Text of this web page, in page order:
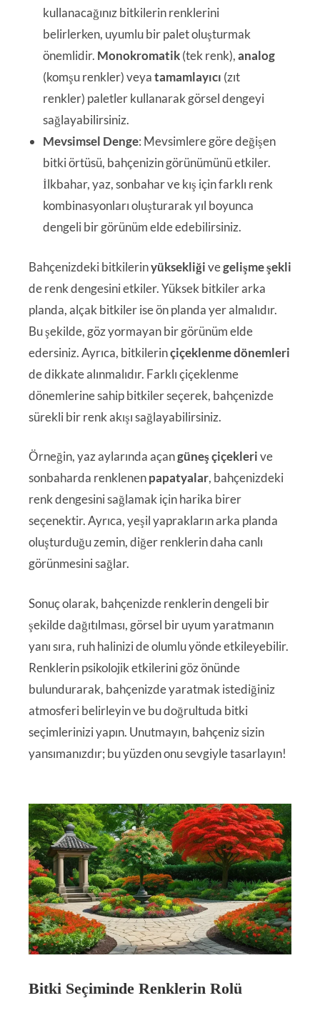
kullanacağınız bitkilerin renklerini
belirlerken, uyumlu bir palet oluşturmak
önemlidir. Monokromatik(tek renk),analog
(komşu renkler) veyatamamlayıcı (zıt
renkler) paletler kullanarak görsel dengeyi
sağlayabilirsiniz.
Mevsimsel Denge: Mevsimlere göre değişen
bitki örtüsü, bahçenizin görünümünü etkiler.
İlkbahar, yaz, sonbahar ve kış için farklı renk
kombinasyonları oluşturarak yıl boyunca
dengeli bir görünüm elde edebilirsiniz.
Bahçenizdeki bitkilerinyüksekliğivegelişme şekli
de renk dengesini etkiler. Yüksek bitkiler arka
planda, alçak bitkiler ise ön planda yer almalıdır.
Bu şekilde, göz yormayan bir görünüm elde
edersiniz. Ayrıca, bitkilerinçiçeklenme dönemleri
de dikkate alınmalıdır. Farklı çiçeklenme
dönemlerine sahip bitkiler seçerek, bahçenizde
sürekli bir renk akışı sağlayabilirsiniz.
Örneğin, yaz aylarında açangüneş çiçeklerive
sonbaharda renklenenpapatyalar, bahçenizdeki
renk dengesini sağlamak için harika birer
seçenektir. Ayrıca, yeşil yaprakların arka planda
oluşturduğu zemin, diğer renklerin daha canlı
görünmesini sağlar.
Sonuç olarak, bahçenizde renklerin dengeli bir
şekilde dağıtılması, görsel bir uyum yaratmanın
yanı sıra, ruh halinizi de olumlu yönde etkileyebilir.
Renklerin psikolojik etkilerini göz önünde
bulundurarak, bahçenizde yaratmak istediğiniz
atmosferi belirleyin ve bu doğrultuda bitki
seçimlerinizi yapın. Unutmayın, bahçeniz sizin
yansımanızdır; bu yüzden onu sevgiyle tasarlayın!
Bitki Seçiminde Renklerin Rolü